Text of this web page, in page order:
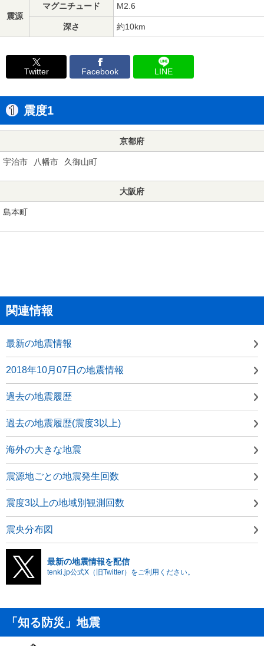
震源
マグニチュード M2.6
深さ 約10km
Twitter Facebook LINE
震度1
京都府
宇治市 八幡市 久御山町
大阪府
島本町
関連情報
最新の地震情報
2018年10月07日の地震情報
過去の地震履歴
過去の地震履歴(震度3以上)
海外の大きな地震
震源地ごとの地震発生回数
震度3以上の地域別観測回数
震央分布図
最新の地震情報を配信
tenki.jp公式X（旧Twitter）をご利用ください。
「知る防災」地震